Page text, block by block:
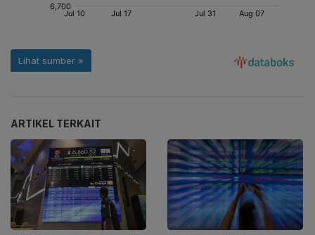
ARTIKEL TERKAIT